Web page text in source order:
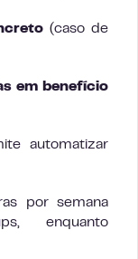
(caso de
em benefício
automatizar
por semana
enquanto